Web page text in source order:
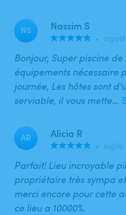
NS Nassim S
Bonjour, Super piscine
équipements nécessaire
journée, Les hôtes sont
serviable, il vous mette…
AR Alicia R
Parfait! Lieu incroyable
propriétaire très sympa
merci encore pour cette
ce lieu a 10000%.